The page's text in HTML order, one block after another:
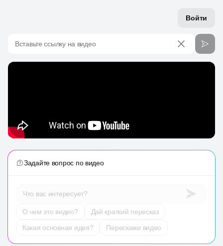
Войти
Вставьте ссылку на видео
Задайте вопрос по видео
Что вас интересует?
О чем это видео?
Дай краткий пересказ
Какая основная идея?
Перескажи видео